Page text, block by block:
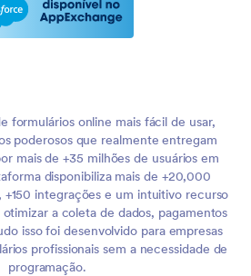
formulários online mais fácil de usar,
poderosos que realmente entregam
mais de +35 milhões de usuários em
disponibiliza mais de +20,000
+150 integrações e um intuitivo recurso
a coleta de dados, pagamentos
isso foi desenvolvido para empresas
profissionais sem a necessidade de
programação.